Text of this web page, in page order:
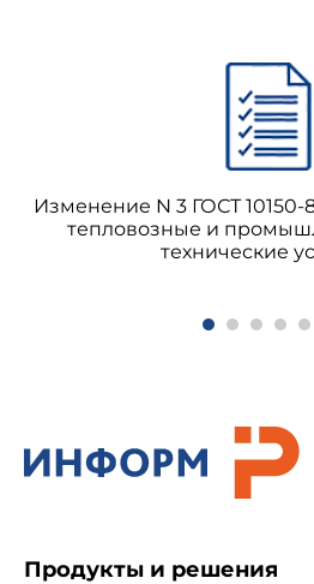
Изменение N 3 ГОСТ
тепловозные и
технические
Продукты и решения